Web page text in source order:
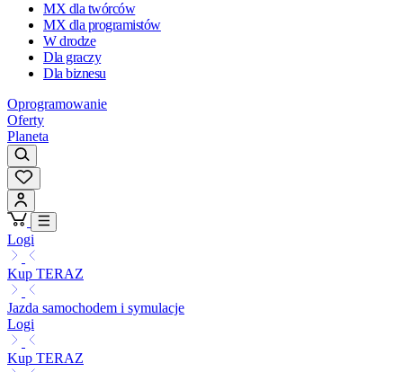
MX dla twórców
MX dla programistów
W drodze
Dla graczy
Dla biznesu
Oprogramowanie
Oferty
Planeta
Logi
Kup TERAZ
Jazda samochodem i symulacje
Logi
Kup TERAZ